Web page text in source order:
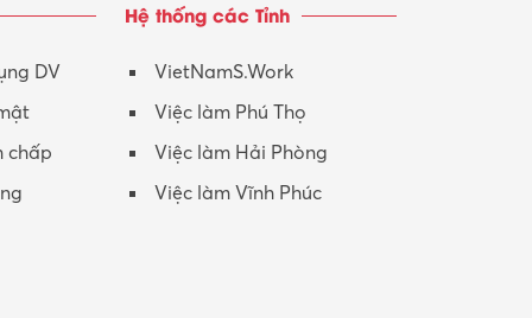
Nhân viên CSKH
Phục vụ khác
Promotion Girl (PG)
DV
chấp
Hệ thống các Tỉnh
VietNamS.Work
Việc làm Phú Thọ
Việc làm Hải Phòng
Việc làm Vĩnh Phúc